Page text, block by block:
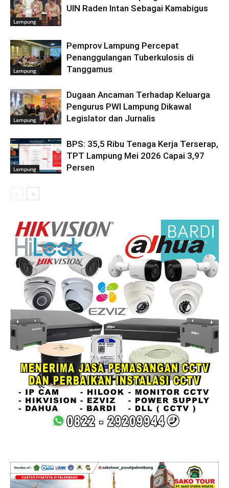
Lampung
UIN Raden Intan Sebagai Kamabigus
Lampung
Pemprov Lampung Percepat
Penanggulangan Tuberkulosis di
Tanggamus
Lampung
Dugaan Ancaman Terhadap Keluarga
Pengurus PWI Lampung Dikawal
Legislator dan Jurnalis
Lampung
BPS: 35,5 Ribu Tenaga Kerja Terserap,
TPT Lampung Mei 2026 Capai 3,97
Persen